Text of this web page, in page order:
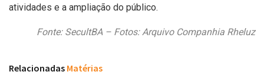
atividades e a ampliação do público.
Fonte: SecultBA – Fotos: Arquivo Companhia Rheluz
Relacionadas Matérias